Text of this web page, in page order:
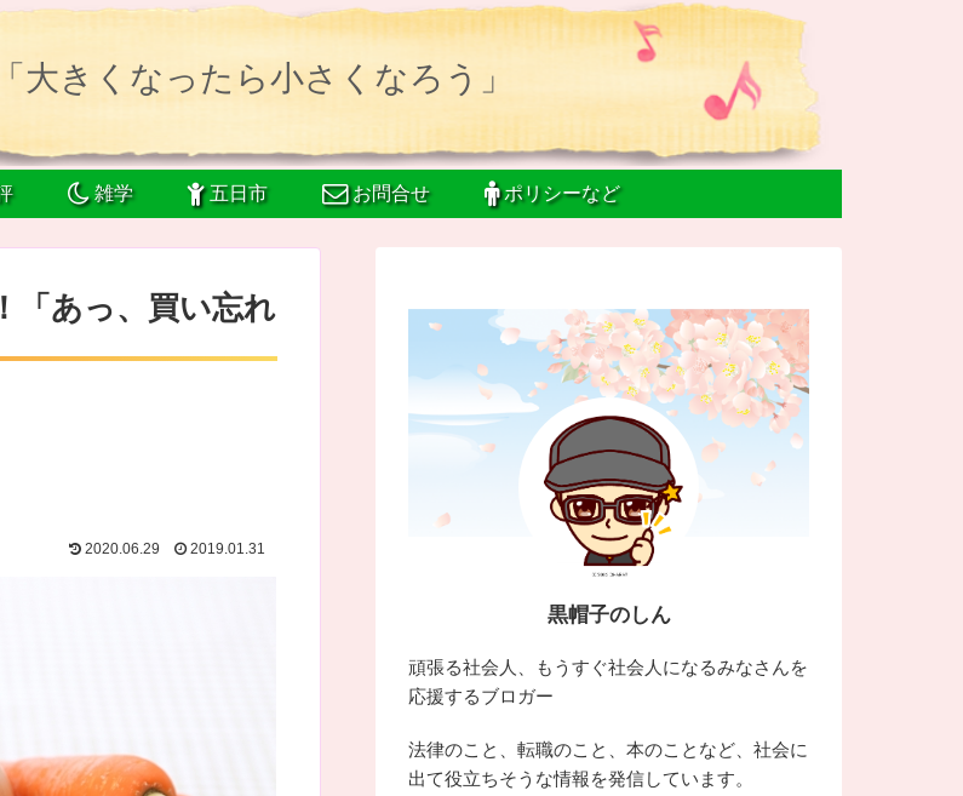
大きくなったら小さくなろう」
雑学 五日市 お問合せ ポリシーなど
「あっ、買い忘れ
2020.06.29 2019.01.31
黒帽子のしん
頑張る社会人、もうすぐ社会人になるみなさんを
応援するブロガー
法律のこと、転職のこと、本のことなど、社会に
出て役立ちそうな情報を発信しています。